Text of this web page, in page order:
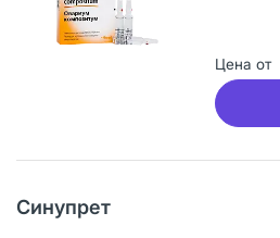
Цена от
Синупрет